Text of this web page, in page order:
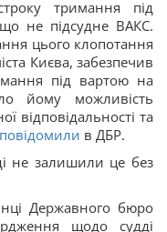
тримання під
не підсудне ВАКС.
цього клопотання
Києва, забезпечив
під вартою на
йому можливість
відповідальності та
повідомили в ДБР.
не залишили це без
Державного бюро
щодо судді